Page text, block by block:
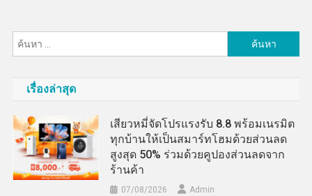
สำหรับ:
เรื่องล่าสุด
เสียวหมี่จัดโปรแรงรับ 8.8 พร้อมเนรมิต
ทุกบ้านให้เป็นสมาร์ทโฮมด้วยส่วนลด
สูงสุด 50% ร่วมด้วยคูปองส่วนลดจาก
ร้านค้า
07/08/2026 Admin